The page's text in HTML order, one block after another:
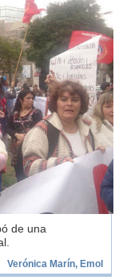
de una
Verónica Marín, Emol